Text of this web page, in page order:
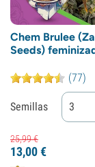
Chem Brulee
Seeds)
(77)
Semillas 3
25,99€
13,00€